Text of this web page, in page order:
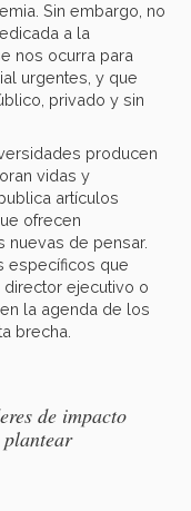
Sin embargo, no
a la
nos ocurra para
urgentes, y que
privado y sin
producen
vidas y
artículos
ofrecen
nuevas de pensar.
específicos que
ejecutivo o
la agenda de los
brecha.
de impacto